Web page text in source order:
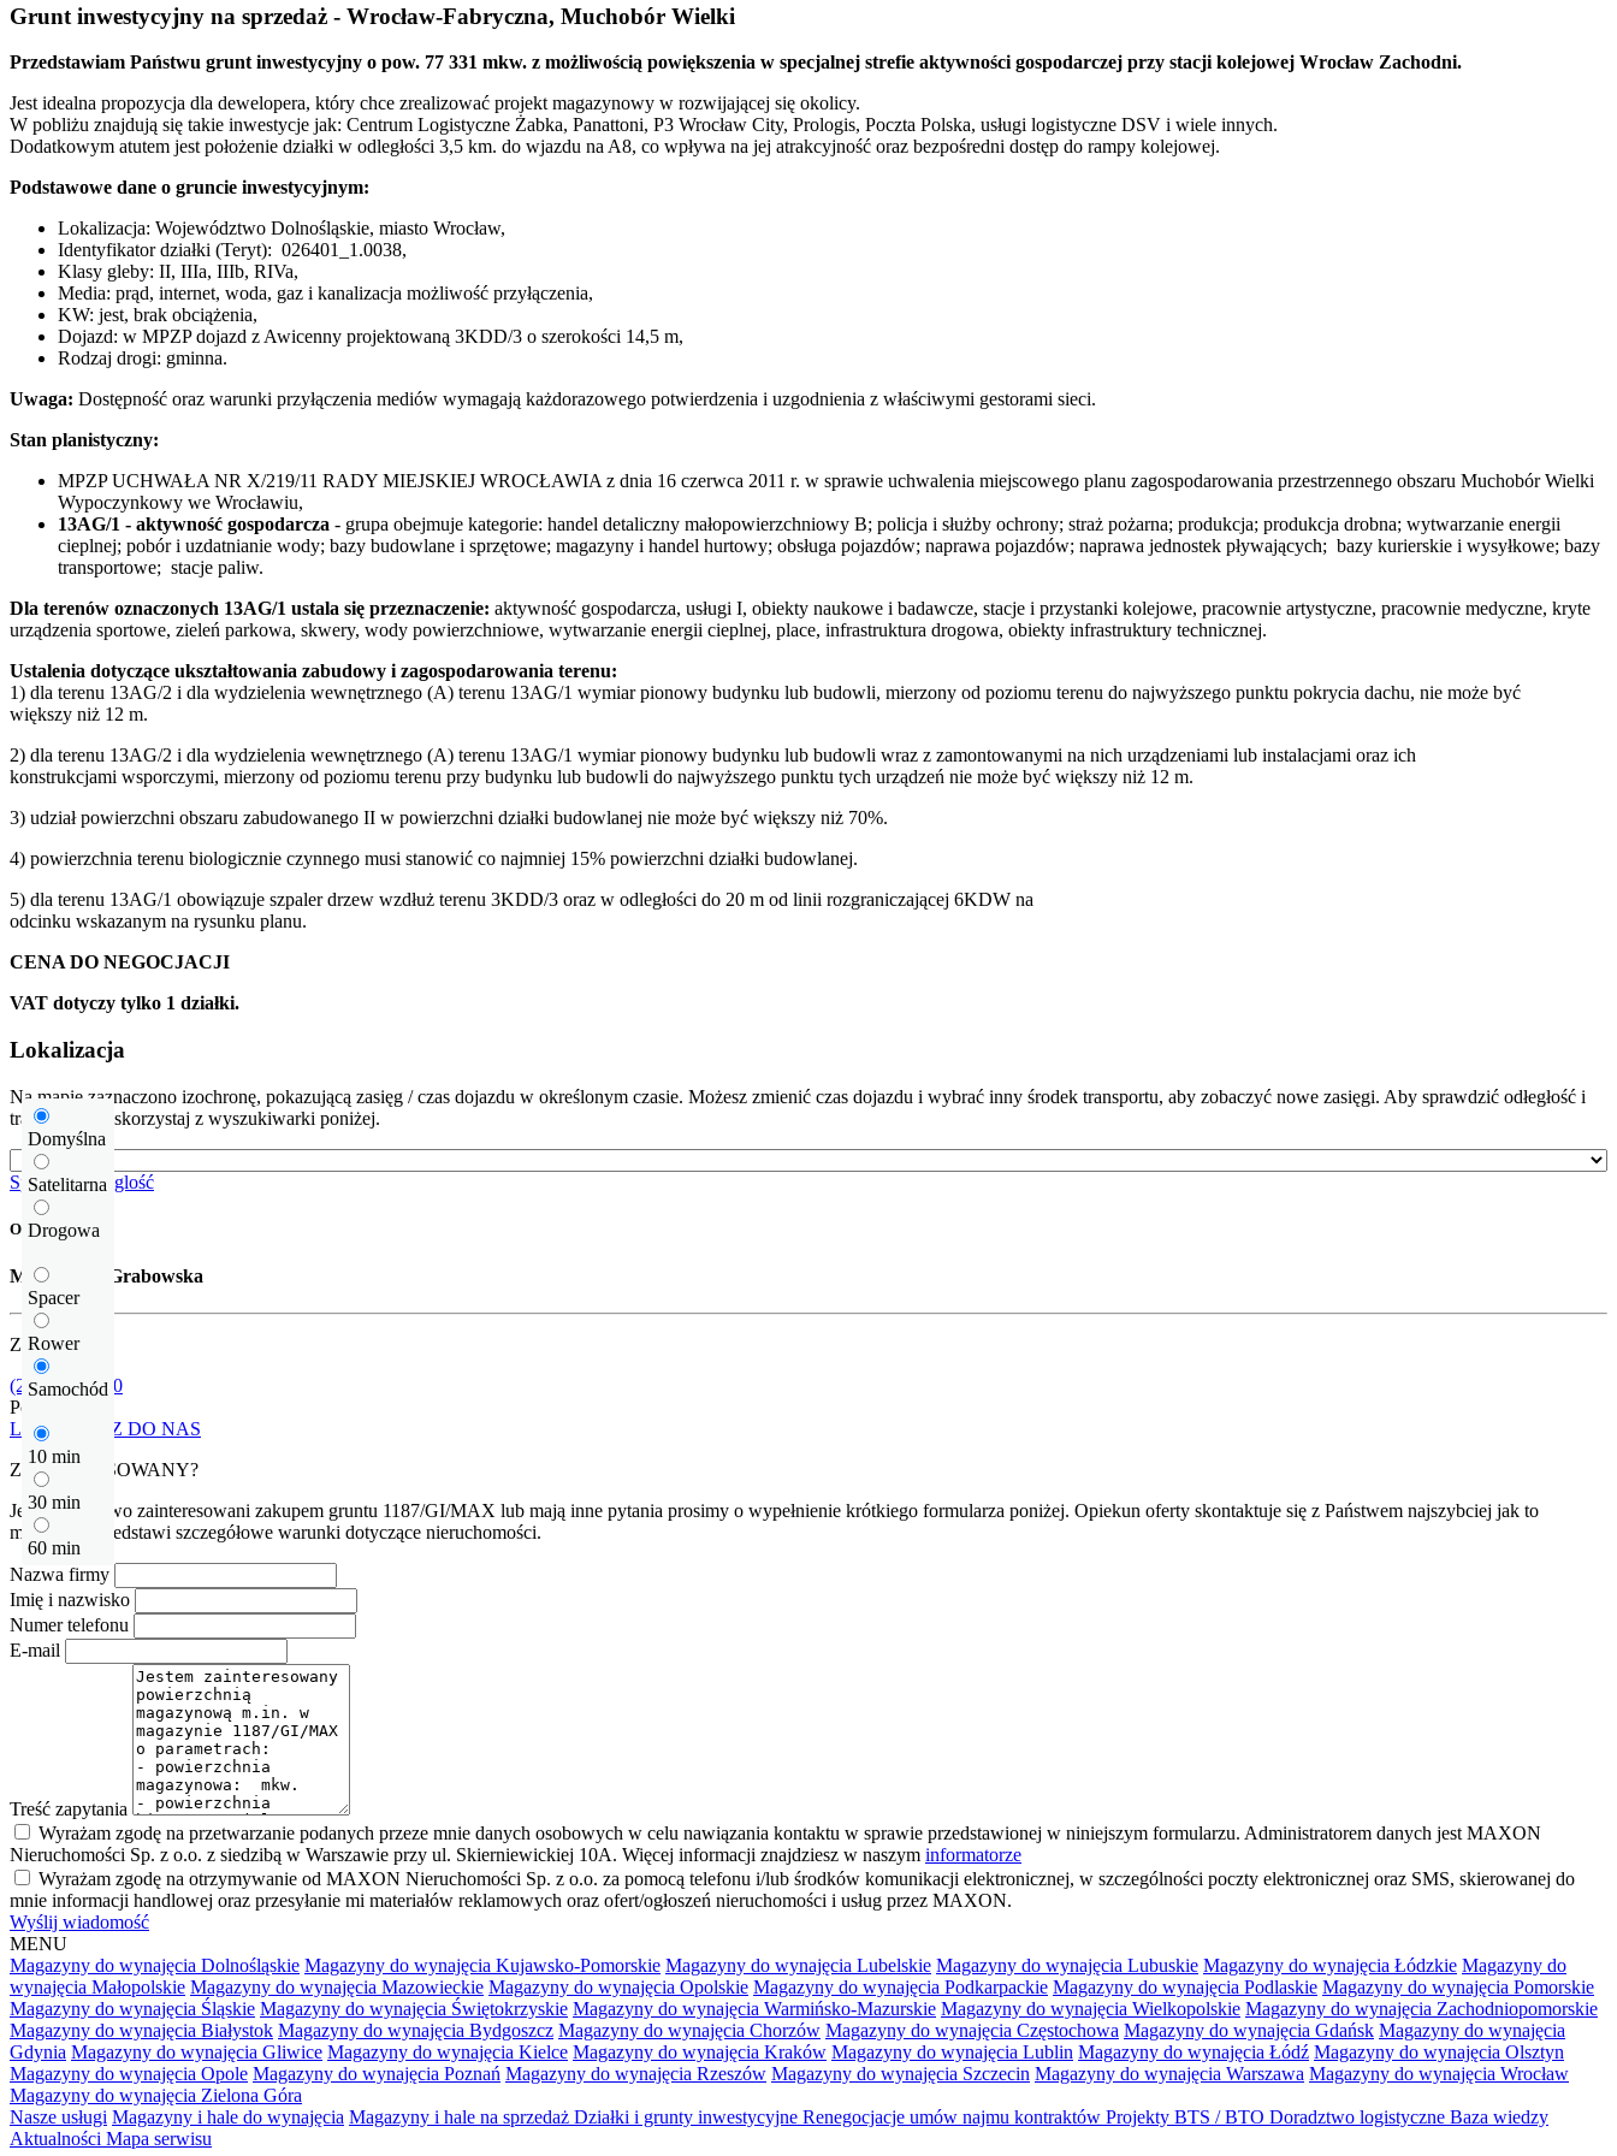
Grunt inwestycyjny na sprzedaż - Wrocław-Fabryczna, Muchobór Wielki
Przedstawiam Państwu grunt inwestycyjny o pow. 77 331 mkw. z możliwością powiększenia w specjalnej strefie aktywności gospodarczej przy stacji kolejowej Wrocław Zachodni.
Jest idealna propozycja dla dewelopera, który chce zrealizować projekt magazynowy w rozwijającej się okolicy.
W pobliżu znajdują się takie inwestycje jak: Centrum Logistyczne Żabka, Panattoni, P3 Wrocław City, Prologis, Poczta Polska, usługi logistyczne DSV i wiele innych.
Dodatkowym atutem jest położenie działki w odległości 3,5 km. do wjazdu na A8, co wpływa na jej atrakcyjność oraz bezpośredni dostęp do rampy kolejowej.
Podstawowe dane o gruncie inwestycyjnym:
Lokalizacja: Województwo Dolnośląskie, miasto Wrocław,
Identyfikator działki (Teryt): 026401_1.0038,
Klasy gleby: II, IIIa, IIIb, RIVa,
Media: prąd, internet, woda, gaz i kanalizacja możliwość przyłączenia,
KW: jest, brak obciążenia,
Dojazd: w MPZP dojazd z Awicenny projektowaną 3KDD/3 o szerokości 14,5 m,
Rodzaj drogi: gminna.
Uwaga: Dostępność oraz warunki przyłączenia mediów wymagają każdorazowego potwierdzenia i uzgodnienia z właściwymi gestorami sieci.
Stan planistyczny:
MPZP UCHWAŁA NR X/219/11 RADY MIEJSKIEJ WROCŁAWIA z dnia 16 czerwca 2011 r. w sprawie uchwalenia miejscowego planu zagospodarowania przestrzennego obszaru Muchobór Wielki
Wypoczynkowy we Wrocławiu,
13AG/1 - aktywność gospodarcza - grupa obejmuje kategorie: handel detaliczny małopowierzchniowy B; policja i służby ochrony; straż pożarna; produkcja; produkcja drobna; wytwarzanie energii
cieplnej; pobór i uzdatnianie wody; bazy budowlane i sprzętowe; magazyny i handel hurtowy; obsługa pojazdów; naprawa pojazdów; naprawa jednostek pływających; bazy kurierskie i wysyłkowe; bazy
transportowe; stacje paliw.
Dla terenów oznaczonych 13AG/1 ustala się przeznaczenie: aktywność gospodarcza, usługi I, obiekty naukowe i badawcze, stacje i przystanki kolejowe, pracownie artystyczne, pracownie medyczne, kryte
urządzenia sportowe, zieleń parkowa, skwery, wody powierzchniowe, wytwarzanie energii cieplnej, place, infrastruktura drogowa, obiekty infrastruktury technicznej.
Ustalenia dotyczące ukształtowania zabudowy i zagospodarowania terenu:
1) dla terenu 13AG/2 i dla wydzielenia wewnętrznego (A) terenu 13AG/1 wymiar pionowy budynku lub budowli, mierzony od poziomu terenu do najwyższego punktu pokrycia dachu, nie może być
większy niż 12 m.
2) dla terenu 13AG/2 i dla wydzielenia wewnętrznego (A) terenu 13AG/1 wymiar pionowy budynku lub budowli wraz z zamontowanymi na nich urządzeniami lub instalacjami oraz ich
konstrukcjami wsporczymi, mierzony od poziomu terenu przy budynku lub budowli do najwyższego punktu tych urządzeń nie może być większy niż 12 m.
3) udział powierzchni obszaru zabudowanego II w powierzchni działki budowlanej nie może być większy niż 70%.
4) powierzchnia terenu biologicznie czynnego musi stanowić co najmniej 15% powierzchni działki budowlanej.
5) dla terenu 13AG/1 obowiązuje szpaler drzew wzdłuż terenu 3KDD/3 oraz w odległości do 20 m od linii rozgraniczającej 6KDW na
odcinku wskazanym na rysunku planu.
CENA DO NEGOCJACJI
VAT dotyczy tylko 1 działki.
Lokalizacja
Domyślna
Satelitarna
Drogowa
Spacer
Rower
Samochód
10 min
30 min
60 min
Na mapie zaznaczono izochronę, pokazującą zasięg / czas dojazdu w określonym czasie. Możesz zmienić czas dojazdu i wybrać inny środek transportu, aby zobaczyć nowe zasięgi. Aby sprawdzić odłegłość i
trasę dojazdu skorzystaj z wyszukiwarki poniżej.
Sprawdź odleglość
Opiekun oferty
Małgorzata Grabowska
Zadzwoń
(22) 452 42 90
Pokaż numer
LUB NAPISZ DO NAS
ZAINTERESOWANY?
Jeśli są Państwo zainteresowani zakupem gruntu 1187/GI/MAX lub mają inne pytania prosimy o wypełnienie krótkiego formularza poniżej. Opiekun oferty skontaktuje się z Państwem najszybciej jak to
możliwe i przedstawi szczegółowe warunki dotyczące nieruchomości.
Nazwa firmy
Imię i nazwisko
Numer telefonu
E-mail
Treść zapytania
Wyrażam zgodę na przetwarzanie podanych przeze mnie danych osobowych w celu nawiązania kontaktu w sprawie przedstawionej w niniejszym formularzu. Administratorem danych jest MAXON
Nieruchomości Sp. z o.o. z siedzibą w Warszawie przy ul. Skierniewickiej 10A. Więcej informacji znajdziesz w naszym informatorze
Wyrażam zgodę na otrzymywanie od MAXON Nieruchomości Sp. z o.o. za pomocą telefonu i/lub środków komunikacji elektronicznej, w szczególności poczty elektronicznej oraz SMS, skierowanej do
mnie informacji handlowej oraz przesyłanie mi materiałów reklamowych oraz ofert/ogłoszeń nieruchomości i usług przez MAXON.
Wyślij wiadomość
MENU
Magazyny do wynajęcia Dolnośląskie Magazyny do wynajęcia Kujawsko-Pomorskie Magazyny do wynajęcia Lubelskie Magazyny do wynajęcia Lubuskie Magazyny do wynajęcia Łódzkie Magazyny do
wynajęcia Małopolskie Magazyny do wynajęcia Mazowieckie Magazyny do wynajęcia Opolskie Magazyny do wynajęcia Podkarpackie Magazyny do wynajęcia Podlaskie Magazyny do wynajęcia Pomorskie
Magazyny do wynajęcia Śląskie Magazyny do wynajęcia Świętokrzyskie Magazyny do wynajęcia Warmińsko-Mazurskie Magazyny do wynajęcia Wielkopolskie Magazyny do wynajęcia Zachodniopomorskie
Magazyny do wynajęcia Białystok Magazyny do wynajęcia Bydgoszcz Magazyny do wynajęcia Chorzów Magazyny do wynajęcia Częstochowa Magazyny do wynajęcia Gdańsk Magazyny do wynajęcia
Gdynia Magazyny do wynajęcia Gliwice Magazyny do wynajęcia Kielce Magazyny do wynajęcia Kraków Magazyny do wynajęcia Lublin Magazyny do wynajęcia Łódź Magazyny do wynajęcia Olsztyn
Magazyny do wynajęcia Opole Magazyny do wynajęcia Poznań Magazyny do wynajęcia Rzeszów Magazyny do wynajęcia Szczecin Magazyny do wynajęcia Warszawa Magazyny do wynajęcia Wrocław
Magazyny do wynajęcia Zielona Góra
Nasze usługi Magazyny i hale do wynajęcia Magazyny i hale na sprzedaż Działki i grunty inwestycyjne Renegocjacje umów najmu kontraktów Projekty BTS / BTO Doradztwo logistyczne Baza wiedzy
Aktualności Mapa serwisu